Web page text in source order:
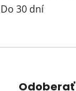
Do 30 dní